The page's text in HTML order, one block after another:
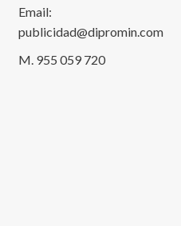
Email:
publicidad@dipromin.com
M. 955 059 720